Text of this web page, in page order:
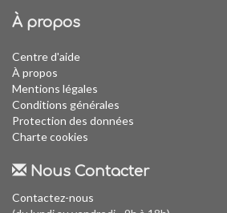
À propos
Centre d'aide
À propos
Mentions légales
Conditions générales
Protection des données
Charte cookies
Nous Contacter
Contactez-nous